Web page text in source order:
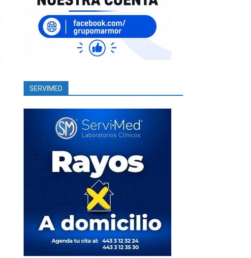
SERVIMED